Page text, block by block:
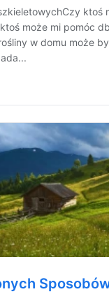
ktoś
może mi pomóc
w domu może